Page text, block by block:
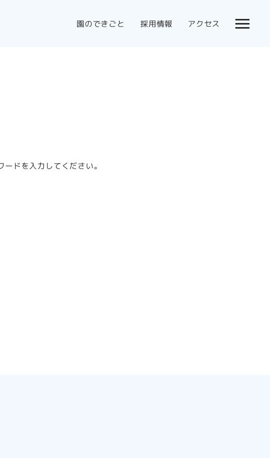
園のできごと 採用情報 アクセス
ドを入力してください。